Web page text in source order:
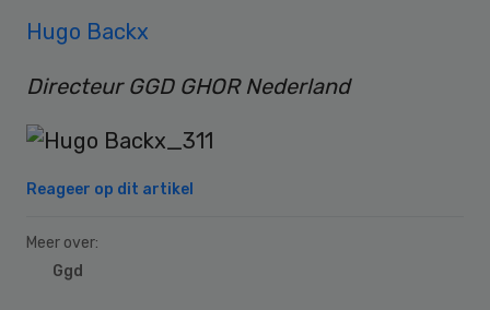
Hugo Backx
Directeur GGD GHOR Nederland
Reageer op dit artikel
Meer over:
Ggd